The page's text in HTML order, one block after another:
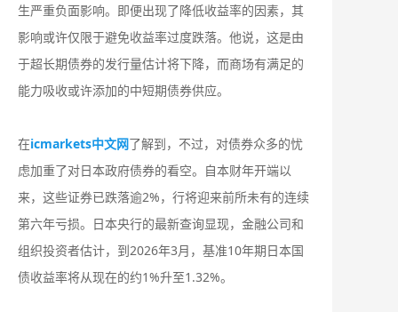
生严重负面影响。即便出现了降低收益率的因素，其
影响或许仅限于避免收益率过度跌落。他说，这是由
于超长期债券的发行量估计将下降，而商场有满足的
能力吸收或许添加的中短期债券供应。
在icmarkets中文网了解到，不过，对债券众多的忧
虑加重了对日本政府债券的看空。自本财年开端以
来，这些证券已跌落逾2%，行将迎来前所未有的连续
第六年亏损。日本央行的最新查询显现，金融公司和
组织投资者估计，到2026年3月，基准10年期日本国
债收益率将从现在的约1%升至1.32%。